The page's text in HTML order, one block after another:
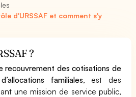
d'URSSAF et comment s'y
?
recouvrement des cotisations de
familiales, est des
une mission de service public,